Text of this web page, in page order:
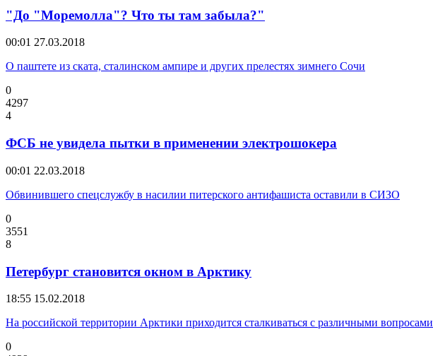
"До "Моремолла"? Что ты там забыла?"
00:01 27.03.2018
О паштете из ската, сталинском ампире и других прелестях зимнего Сочи
0
4297
4
ФСБ не увидела пытки в применении электрошокера
00:01 22.03.2018
Обвинившего спецслужбу в насилии питерского антифашиста оставили в СИЗО
0
3551
8
Петербург становится окном в Арктику
18:55 15.02.2018
На российской территории Арктики приходится сталкиваться с различными вопросами
0